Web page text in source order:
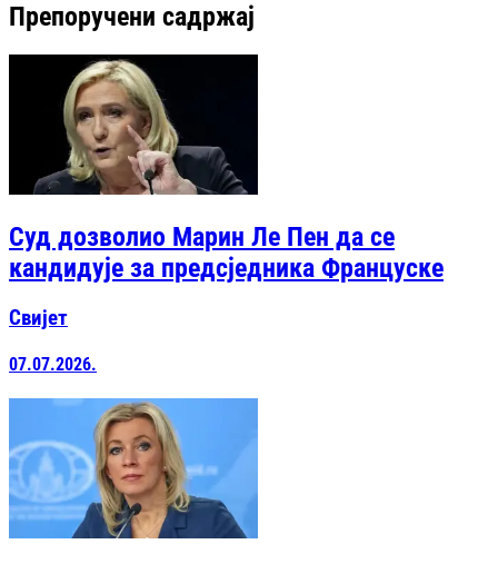
Препоручени садржај
Суд дозволио Марин Ле Пен да се
кандидује за предсједника Француске
Свијет
07.07.2026.